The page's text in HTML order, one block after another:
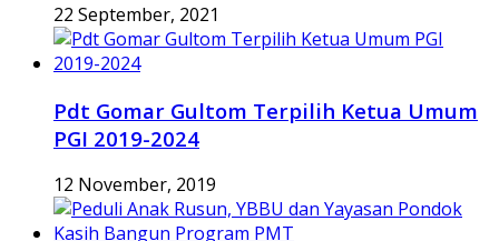
22 September, 2021
Pdt Gomar Gultom Terpilih Ketua Umum
PGI 2019-2024
12 November, 2019